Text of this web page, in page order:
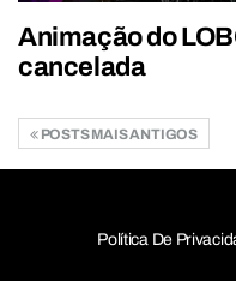
Animação do
cancelada
POSTS MAIS ANTIGOS
Política De